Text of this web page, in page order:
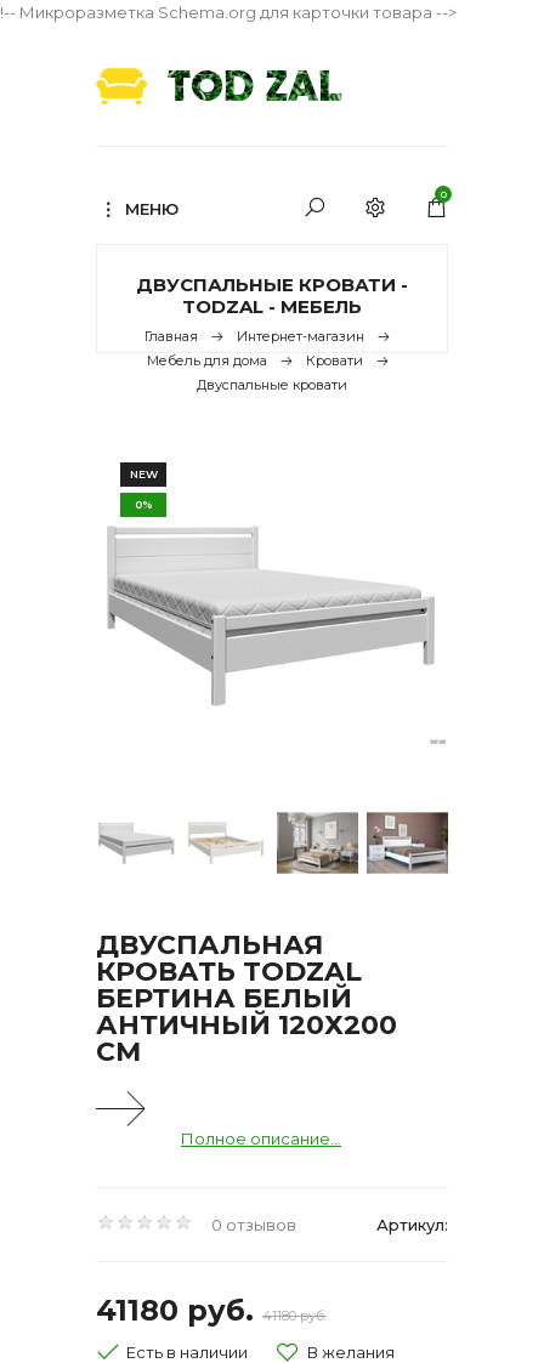
!-- Микроразметка Schema.org для карточки товара -->
МЕНЮ
0
ДВУСПАЛЬНЫЕ КРОВАТИ -
TODZAL - МЕБЕЛЬ
Главная
Интернет-магазин
Мебель для дома
Кровати
Двуспальные кровати
NEW
0%
ДВУСПАЛЬНАЯ
КРОВАТЬ TODZAL
БЕРТИНА БЕЛЫЙ
АНТИЧНЫЙ 120Х200
СМ
Полное описание...
0 отзывов Артикул:
41180 руб. 41180 руб.
Есть в наличии